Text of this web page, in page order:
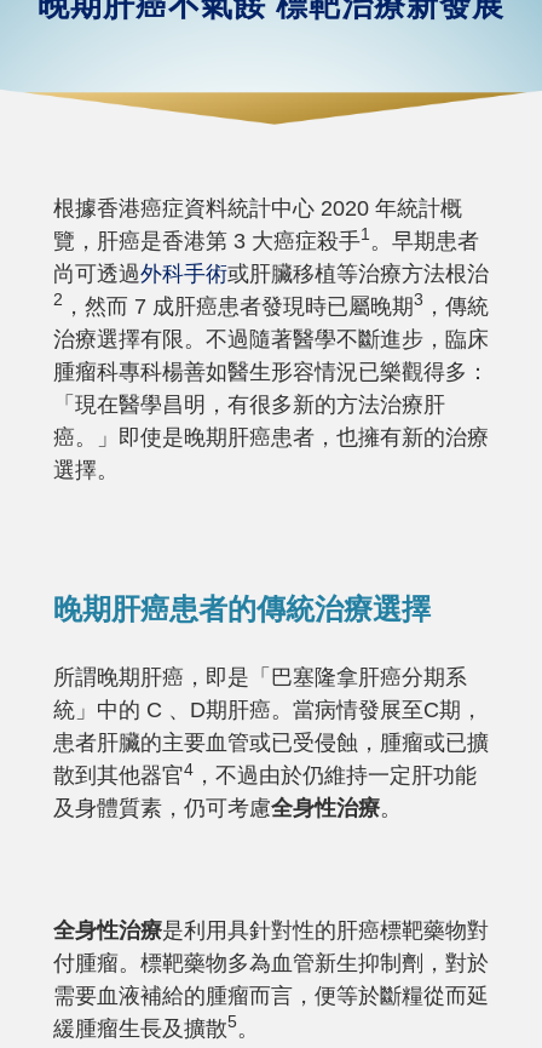
根據香港癌症資料統計中心 2020 年統計概
覽，肝癌是香港第 3 大癌症殺手1。早期患者
尚可透過外科手術或肝臟移植等治療方法根治
2 ，然而 7 成肝癌患者發現時已屬晚期3 ，傳統
治療選擇有限。不過隨著醫學不斷進步，臨床
腫瘤科專科楊善如醫生形容情況已樂觀得多：
「現在醫學昌明，有很多新的方法治療肝
癌。」即使是晚期肝癌患者，也擁有新的治療
選擇。
晚期肝癌患者的傳統治療選擇
所謂晚期肝癌，即是「巴塞隆拿肝癌分期系
統」中的 C 、D期肝癌。當病情發展至C期，
患者肝臟的主要血管或已受侵蝕，腫瘤或已擴
散到其他器官4 ，不過由於仍維持一定肝功能
及身體質素，仍可考慮全身性治療。
全身性治療是利用具針對性的肝癌標靶藥物對
付腫瘤。標靶藥物多為血管新生抑制劑，對於
需要血液補給的腫瘤而言，便等於斷糧從而延
緩腫瘤生長及擴散5。